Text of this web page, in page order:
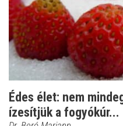
Édes élet: nem
ízesítjük a fogyókúr...